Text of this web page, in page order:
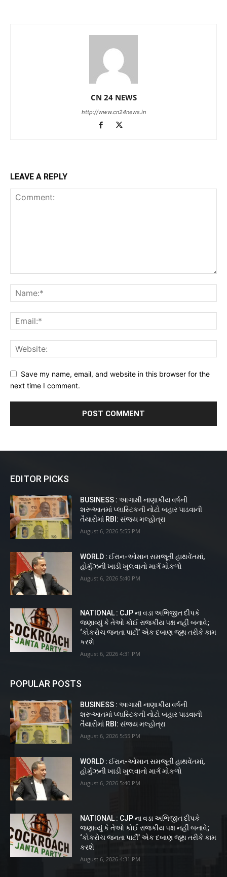
CN 24 NEWS
http://www.cn24news.in
LEAVE A REPLY
Save my name, email, and website in this browser for the
next time I comment.
EDITOR PICKS
BUSINESS : આગામી નાણાકીય વર્ષની
શરૂઆતમાં પ્લાસ્ટિકની નોટો બહાર પાડવાની
તૈયારીમાં RBI: સંજય મલ્હોત્રા
August 6, 2026 5:55 PM
WORLD : ઈરાન-ઓમાન સમજૂતી હાથવેંતમાં,
હોર્મુઝની ખાડી ખુલવાનો માર્ગ મોકળો
August 6, 2026 5:40 PM
NATIONAL : CJP ના વડા અભિજીત દીપકે
જણાવ્યું કે તેઓ કોઈ રાજકીય પક્ષ નહીં બનાવે;
‘કોકરોચ જનતા પાર્ટી’ એક દબાણ જૂથ તરીકે કામ
કરશે
August 6, 2026 4:31 PM
POPULAR POSTS
BUSINESS : આગામી નાણાકીય વર્ષની
શરૂઆતમાં પ્લાસ્ટિકની નોટો બહાર પાડવાની
તૈયારીમાં RBI: સંજય મલ્હોત્રા
August 6, 2026 5:55 PM
WORLD : ઈરાન-ઓમાન સમજૂતી હાથવેંતમાં,
હોર્મુઝની ખાડી ખુલવાનો માર્ગ મોકળો
August 6, 2026 5:40 PM
NATIONAL : CJP ના વડા અભિજીત દીપકે
જણાવ્યું કે તેઓ કોઈ રાજકીય પક્ષ નહીં બનાવે;
‘કોકરોચ જનતા પાર્ટી’ એક દબાણ જૂથ તરીકે કામ
કરશે
August 6, 2026 4:31 PM